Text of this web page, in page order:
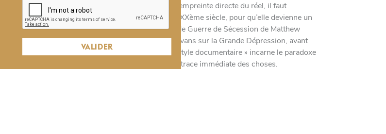
le départ, la photographie fut envisagée comme une empreinte directe du réel, il faut
attendre la fin du XIXème, et surtout le début du XXème siècle, pour qu’elle devienne un
puis documentaire. Des photographies de Guerre de Sécession de Matthew
aux séries mythiques de Dorothea Lange et Walker Evans sur la Grande Dépression, avant
de la photographie de rue après la guerre, le « style documentaire » incarne le paradoxe
photographique, entre construction plastique et trace immédiate des choses.
VALIDER